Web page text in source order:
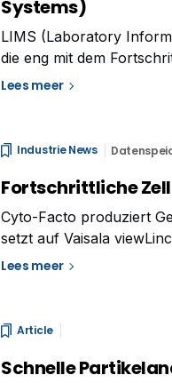
Systems)
LIMS (Laboratory
die eng mit dem
ist. Seit ihren
Lees meer
Industrie News
Fortschrittliche
Cyto-Facto produziert
setzt auf Vaisala
2023 hat die Cyto-Facto
Lees meer
Article
Schnelle